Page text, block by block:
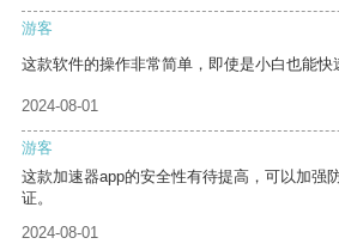
游客
这款软件的操作非常简单，即使是小白也能快
2024-08-01
游客
这款加速器app的安全性有待提高，可以加强
证。
2024-08-01